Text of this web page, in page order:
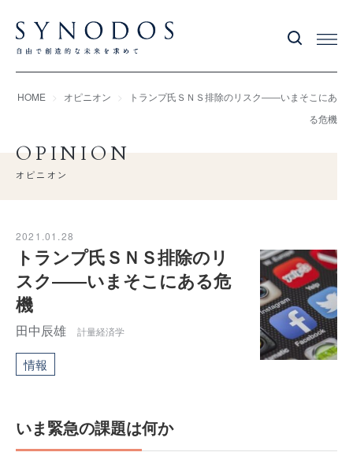
HOME オピニオン
トランプ氏ＳＮＳ排除のリスク――いまそこにあ
る危機
OPINION
オピニオン
2021.01.28
トランプ氏ＳＮＳ排除のリ
スク――いまそこにある危
機
田中辰雄 計量経済学
情報
いま緊急の課題は何か